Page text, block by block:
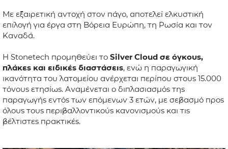
Με εξαιρετική αντοχή στον πάγο, αποτελεί ελκυστική
επιλογή για έργα στη Βόρεια Ευρώπη, τη Ρωσία και τον
Καναδά.
Η Stonetech προμηθεύει το Silver Cloud σε όγκους,
πλάκες και ειδικές διαστάσεις, ενώ η παραγωγική
ικανότητα του λατομείου ανέρχεται περίπου στους 15.000
τόνους ετησίως. Αναμένεται ο διπλασιασμός της
παραγωγής εντός των επόμενων 3 ετών, με σεβασμό προς
όλους τους περιβαλλοντικούς κανονισμούς και τις
βέλτιστες πρακτικές.